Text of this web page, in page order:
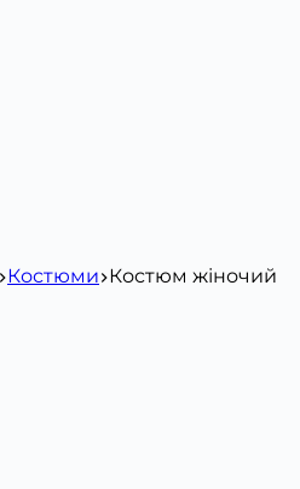
Костюми Костюм жіночий